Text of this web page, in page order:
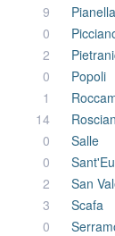
9
Pianella
0
2
0
Popoli
1
14
0
Salle
0
2
San
3
Scafa
0